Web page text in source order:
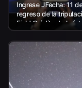
Ingrese JFecha: 11
regreso de la
Field Crédito de la